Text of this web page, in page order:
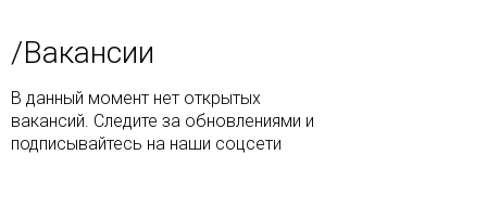
В данный момент нет открытых
вакансий. Следите за обновлениями и
подписывайтесь на наши соцсети
/Вакансии